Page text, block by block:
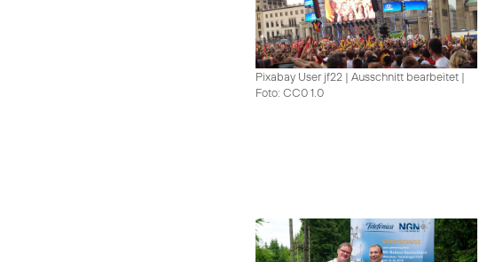
Pixabay User jf22 | Ausschnitt bearbeitet |
Foto: CC0 1.0